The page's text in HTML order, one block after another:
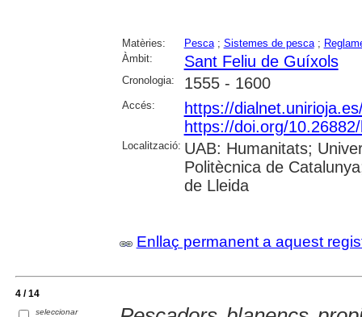
Matèries: Pesca; Sistemes de pesca;
Àmbit:
Sant Feliu de Guíxols
Cronologia: 1555 - 1600
Accés:
https://
https://doi.org/
Localització: UAB: Humanitats;
Politècnica de
de Lleida
Enllaç permanent a aquest
4 / 14
seleccionar